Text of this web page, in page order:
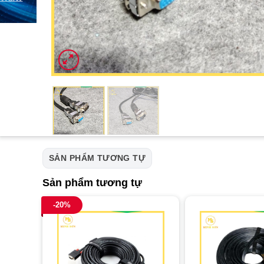
SẢN PHẨM TƯƠNG TỰ
Sản phẩm tương tự
-20%